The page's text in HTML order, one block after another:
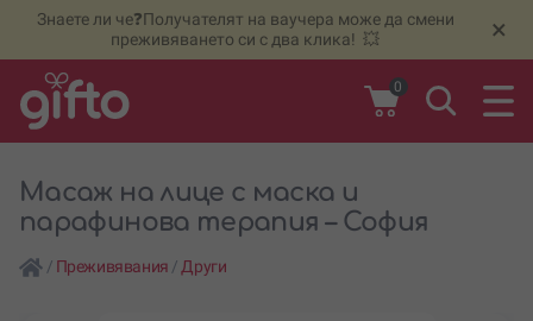
Знаете ли че❓Получателят на ваучера може да смени
преживяването си с два клика! 💥
×
0
Масаж на лице с маска и
парафинова терапия – София
/ Преживявания / Други